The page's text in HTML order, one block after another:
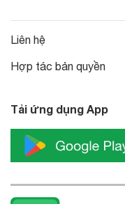
Liên hệ
Hợp tác bản quyền
Tải ứng dụng App